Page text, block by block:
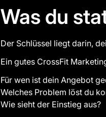
Was du
Der Schlüssel liegt darin,
Ein gutes CrossFit
Für wen ist dein Angebot
Welches Problem löst du
Wie sieht der Einstieg aus?